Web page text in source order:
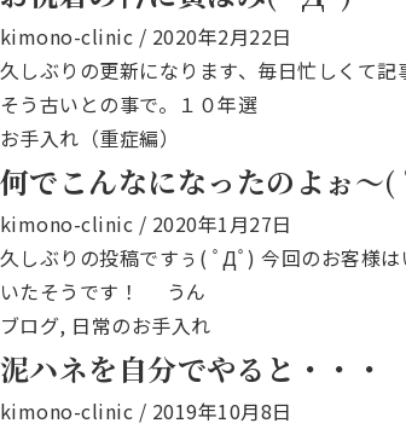
kimono-clinic / 2020年2月22日
久しぶりの更新になります、毎日忙しくて
そう古いとの事で。１０年選
お手入れ（重症編）
何でこんなになったのよぉ～
kimono-clinic / 2020年1月27日
久しぶりの投稿ですぅ( ﾟДﾟ) 今回のお客様
いたそうです！ うん
ブログ, 日常のお手入れ
泥ハネを自分でやると・・・
kimono-clinic / 2019年10月8日